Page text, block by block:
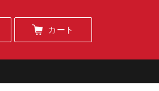
カート